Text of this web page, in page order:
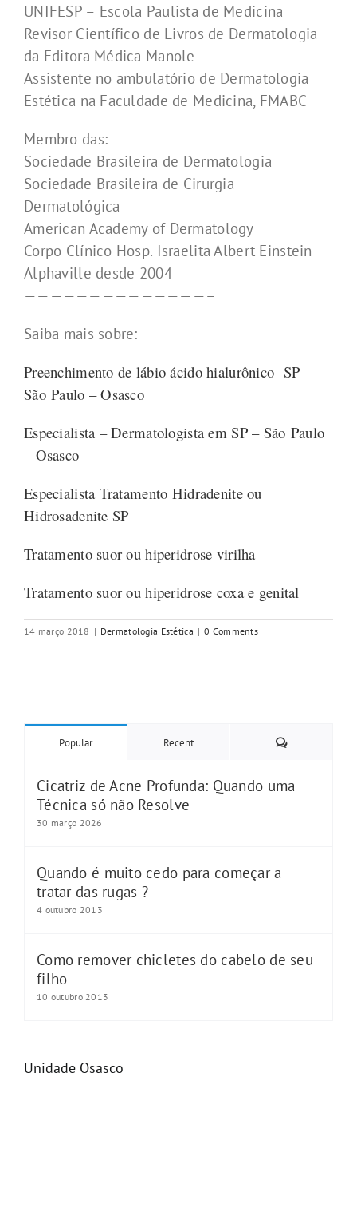
UNIFESP – Escola Paulista de Medicina
Revisor Científico de Livros de Dermatologia
da Editora Médica Manole
Assistente no ambulatório de Dermatologia
Estética na Faculdade de Medicina, FMABC
Membro das:
Sociedade Brasileira de Dermatologia
Sociedade Brasileira de Cirurgia
Dermatológica
American Academy of Dermatology
Corpo Clínico Hosp. Israelita Albert Einstein
Alphaville desde 2004
——————————————–
Saiba mais sobre:
Preenchimento de lábio ácido hialurônico SP –
São Paulo – Osasco
Especialista – Dermatologista em SP – São Paulo
– Osasco
Especialista Tratamento Hidradenite ou
Hidrosadenite SP
Tratamento suor ou hiperidrose virilha
Tratamento suor ou hiperidrose coxa e genital
14 março 2018 | Dermatologia Estética | 0 Comments
Popular Recent Comments
Cicatriz de Acne Profunda: Quando uma
Técnica só não Resolve
30 março 2026
Quando é muito cedo para começar a
tratar das rugas ?
4 outubro 2013
Como remover chicletes do cabelo de seu
filho
10 outubro 2013
Unidade Osasco